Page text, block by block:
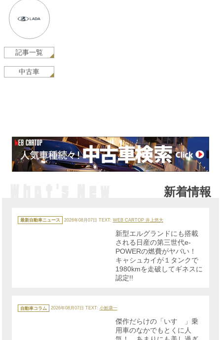
記事一覧
中古車
新着情報
カ
テ
ゴ
最新自動車ニュース 2026年08月07日 TEXT: WEB CARTOP 井上悠大
新型エルグランドにも搭載
される日産の第三世代e-
POWERの燃費がヤバい！
キャシュカイが１タンクで
1980kmを走破してギネスに
認定!!
テ
ゴ
自動車コラム 2026年08月07日 TEXT: 小鮒康一
傑作だらけの「いすゞ」乗
用車のなかでもとくに人